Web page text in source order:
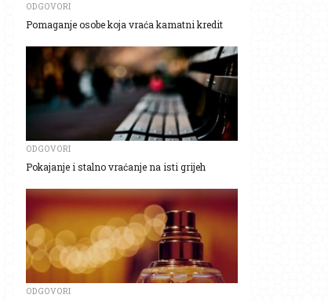
ODGOVORI
Pomaganje osobe koja vraća kamatni kredit
ODGOVORI
Pokajanje i stalno vraćanje na isti grijeh
ODGOVORI